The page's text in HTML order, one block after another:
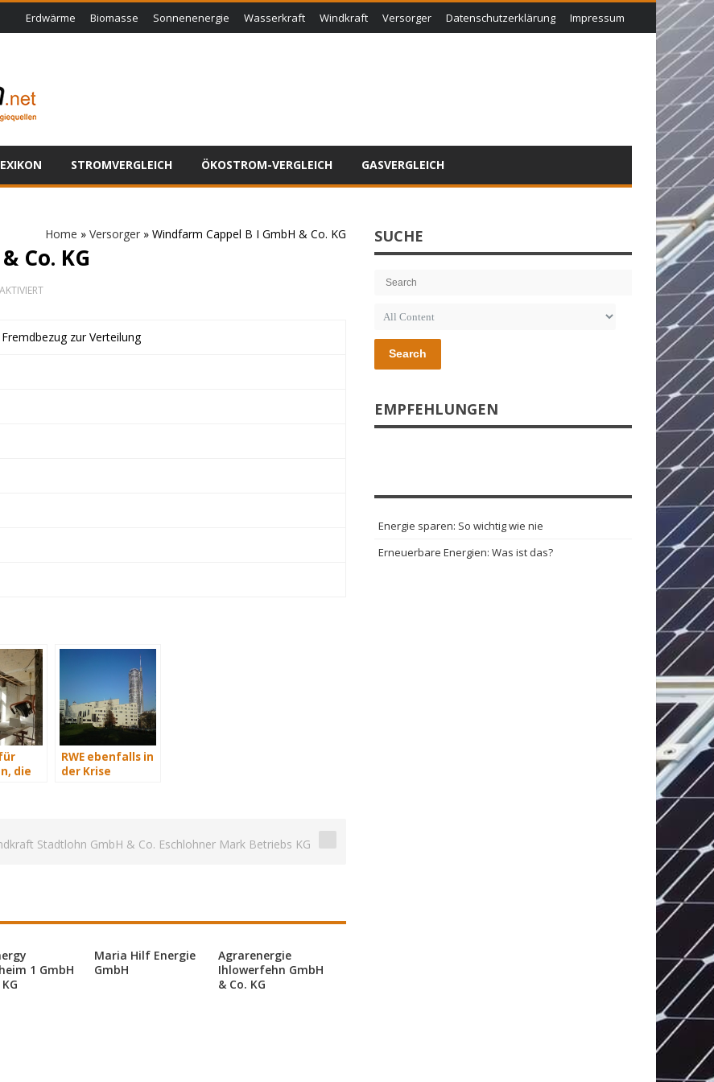
Erdwärme Biomasse Sonnenenergie Wasserkraft Windkraft Versorger Datenschutzerklärung Impressum
STROMVERGLEICH ÖKOSTROM-VERGLEICH GASVERGLEICH
Home » Versorger » Windfarm Cappel B I GmbH & Co. KG
Co. KG
FÜR
I
zur Verteilung
die
RWE ebenfalls in
der Krise
Stadtlohn GmbH & Co. Eschlohner Mark Betriebs KG
1 GmbH
Maria Hilf Energie
GmbH
Agrarenergie
Ihlowerfehn GmbH
& Co. KG
SUCHE
Search
EMPFEHLUNGEN
Energie sparen: So wichtig wie nie
Erneuerbare Energien: Was ist das?